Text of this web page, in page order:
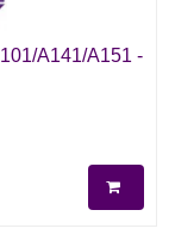
A141/A151 -